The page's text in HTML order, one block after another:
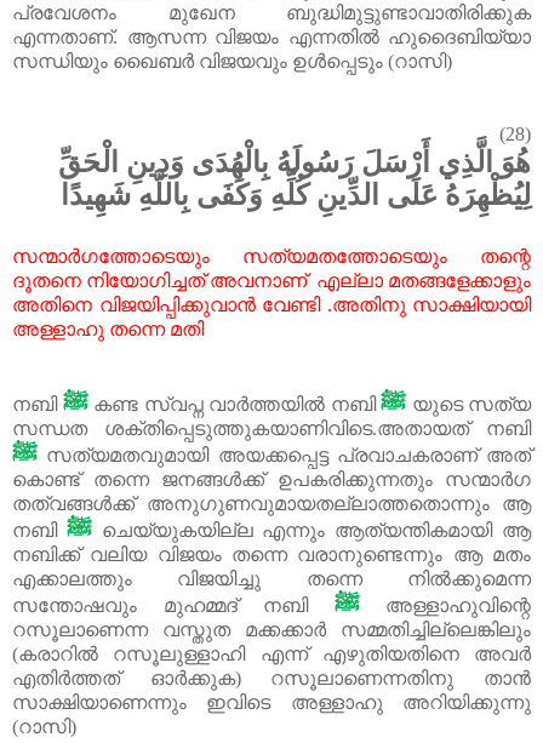
പ്രവേശനം മുഖേന ബുദ്ധിമുട്ടുണ്ടാവാതിരിക്കുക
എന്നതാണ്. ആസന്ന വിജയം എന്നതിൽ ഹുദൈബിയ്യാ
സന്ധിയും ഖൈബർ വിജയവും ഉൾപ്പെടും (റാസി)
(28)
هُوَ الَّذِي أَرْسَلَ رَسُولَهُ بِالْهُدَى وَدِينِ الْحَقِّ
لِيُظْهِرَهُ عَلَى الدِّينِ كُلِّهِ وَكَفَى بِاللَّهِ شَهِيدًا
സന്മാർഗത്തോടെയും സത്യമതത്തോടെയും
തന്റെ
ദൂതനെ നിയോഗിച്ചത് അവനാണ് എല്ലാ മതങ്ങളേക്കാളും
അതിനെ വിജയിപ്പിക്കുവാൻ വേണ്ടി.അതിനു സാക്ഷിയായി
അള്ളാഹു തന്നെ മതി
നബി ﷺ കണ്ട സ്വപ്ന വാർത്തയിൽ നബിﷺ യുടെ സത്യ
സന്ധത ശക്തിപ്പെടുത്തുകയാണിവിടെ.അതായത് നബി
ﷺ സത്യമതവുമായി അയക്കപ്പെട്ട പ്രവാചകരാണ് അത്
കൊണ്ട് തന്നെ ജനങ്ങൾക്ക് ഉപകരിക്കുന്നതും സന്മാർഗ
തത്വങ്ങൾക്ക് അനുഗുണവുമായതല്ലാത്തതൊന്നും ആ
നബി ﷺ ചെയ്യുകയില്ല എന്നും ആത്യന്തികമായി ആ
നബിക്ക് വലിയ വിജയം തന്നെ വരാനുണ്ടെന്നും ആ മതം
എക്കാലത്തും വിജയിച്ചു തന്നെ നിൽക്കുമെന്ന
സന്തോഷവും മുഹമ്മദ് നബി ﷺ
അള്ളാഹുവിന്റെ
റസൂലാണെന്ന വസ്തുത മക്കക്കാർ സമ്മതിച്ചില്ലെങ്കിലും
(കരാറിൽ റസൂലുള്ളാഹി എന്ന് എഴുതിയതിനെ അവർ
എതിർത്തത് ഓർക്കുക) റസൂലാണെന്നതിനു താൻ
സാക്ഷിയാണെന്നും ഇവിടെ അള്ളാഹു അറിയിക്കുന്നു
(റാസി)